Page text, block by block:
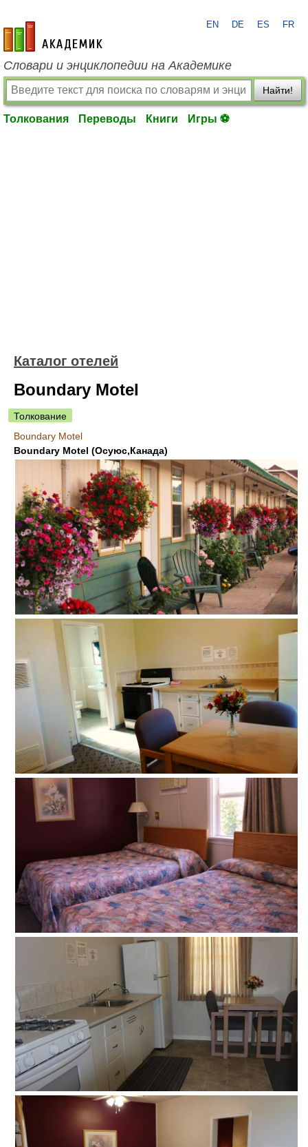
academic.ru
EN DE ES FR
Словари и энциклопедии на Академике
Найти!
Толкования Переводы Книги Игры ⚽
Каталог отелей
Boundary Motel
Толкование
Boundary Motel
Boundary Motel (Осуюс,Канада)